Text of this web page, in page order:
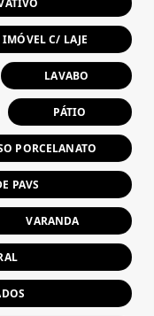
IMÓVEL C/ LAJE
LAVABO
PÁTIO
PORCELANATO
PAVS
VARANDA